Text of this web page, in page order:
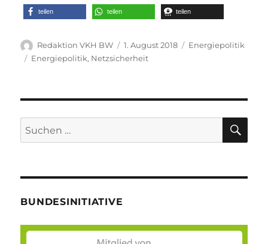
teilen teilen teilen
Autor
Redaktion VKH BW
Veröffentlicht
am
1. August 2018 Kategorien
Energiepolitik
Schlagwörter
Energiepolitik, Netzsicherheit
Suche
nach:
BUNDESINITIATIVE